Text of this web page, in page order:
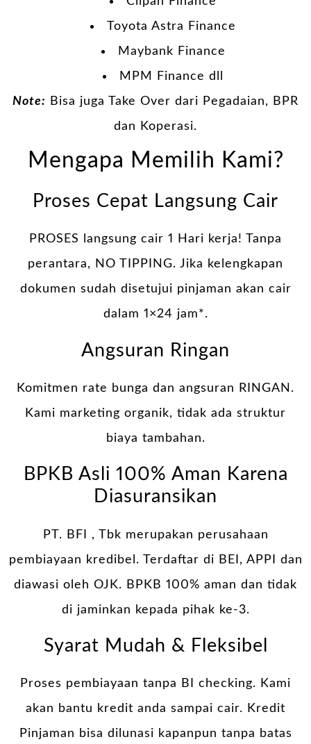
Toyota Astra Finance
Maybank Finance
MPM Finance dll
Note:
Bisa juga Take Over dari Pegadaian, BPR
dan Koperasi.
Mengapa Memilih Kami?
Proses Cepat Langsung Cair
PROSES langsung cair 1 Hari kerja! Tanpa
perantara, NO TIPPING. Jika kelengkapan
dokumen sudah disetujui pinjaman akan cair
dalam 1×24 jam*.
Angsuran Ringan
Komitmen rate bunga dan angsuran RINGAN.
Kami marketing organik, tidak ada struktur
biaya tambahan.
BPKB Asli 100% Aman Karena
Diasuransikan
PT. BFI , Tbk merupakan perusahaan
pembiayaan kredibel. Terdaftar di BEI, APPI dan
diawasi oleh OJK. BPKB 100% aman dan tidak
di jaminkan kepada pihak ke-3.
Syarat Mudah & Fleksibel
Proses pembiayaan tanpa BI checking. Kami
akan bantu kredit anda sampai cair. Kredit
Pinjaman bisa dilunasi kapanpun tanpa batas